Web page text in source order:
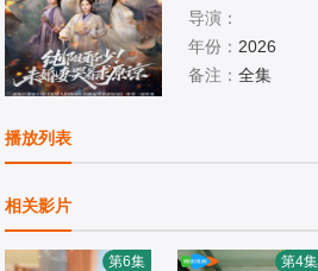
导演：
年份： 2026
备注：全集
播放列表
相关影片
第6集 第4集